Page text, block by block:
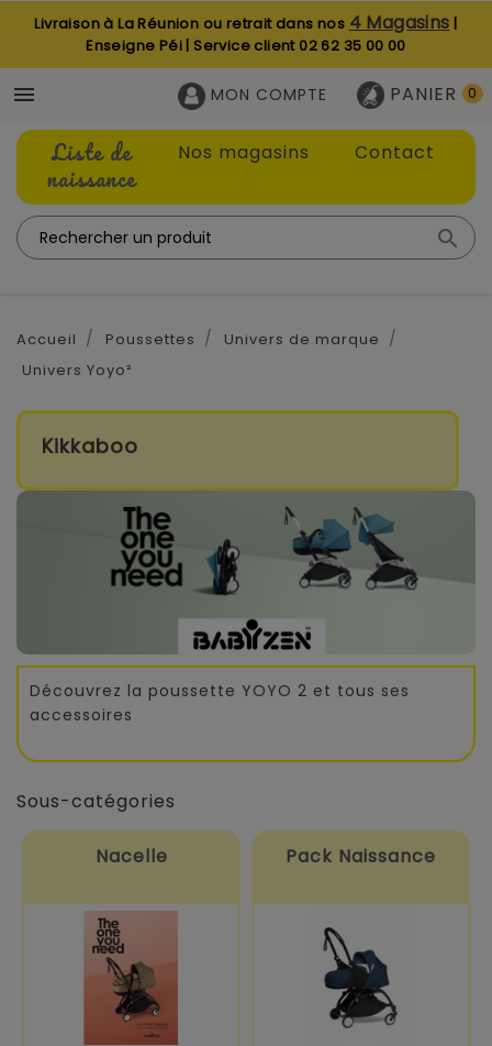
Livraison à La Réunion ou retrait dans nos 4 Magasins |
Enseigne Péi | Service client02 62 35 00 00
 PANIER 0
MON COMPTE
Liste de
naissance
Nos magasins Contact

Accueil Poussettes
Univers de marque
Univers Yoyo²
Kikkaboo
Découvrez la poussette YOYO 2 et tous ses
accessoires
Sous-catégories
Nacelle Pack Naissance